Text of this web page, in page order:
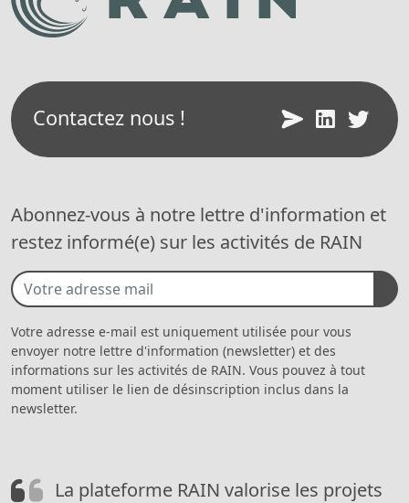
Contactez nous !
Abonnez-vous à notre lettre d'information et
restez informé(e) sur les activités de RAIN
Votre adresse e-mail est uniquement utilisée pour vous
envoyer notre lettre d'information (newsletter) et des
informations sur les activités de RAIN. Vous pouvez à tout
moment utiliser le lien de désinscription inclus dans la
newsletter.
La plateforme RAIN valorise les projets